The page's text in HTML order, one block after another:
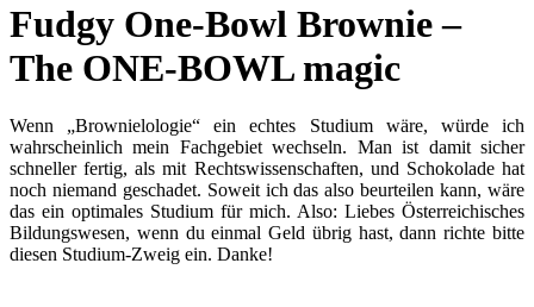
Fudgy One-Bowl Brownie –
The ONE-BOWL magic
Wenn „Brownielologie“ ein echtes Studium wäre, würde ich
wahrscheinlich mein Fachgebiet wechseln. Man ist damit sicher
schneller fertig, als mit Rechtswissenschaften, und Schokolade hat
noch niemand geschadet. Soweit ich das also beurteilen kann, wäre
das ein optimales Studium für mich. Also: Liebes Österreichisches
Bildungswesen, wenn du einmal Geld übrig hast, dann richte bitte
diesen Studium-Zweig ein. Danke!